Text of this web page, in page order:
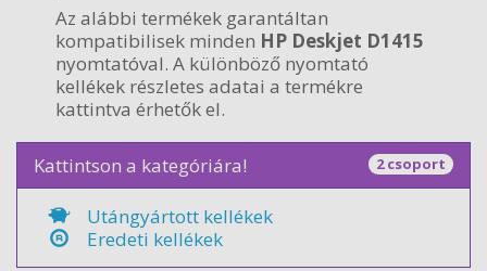
Az alábbi termékek garantáltan
kompatibilisek minden HP Deskjet D1415
nyomtatóval. A különböző nyomtató
kellékek részletes adatai a termékre
kattintva érhetők el.
Kattintson a kategóriára! 2 csoport
Utángyártott kellékek
Eredeti kellékek